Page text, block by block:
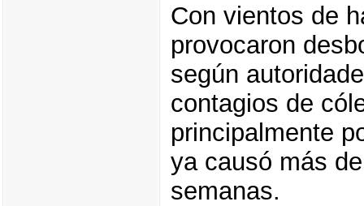
Con vientos de
provocaron
según
contagios de
principalmente
ya causó más
semanas.